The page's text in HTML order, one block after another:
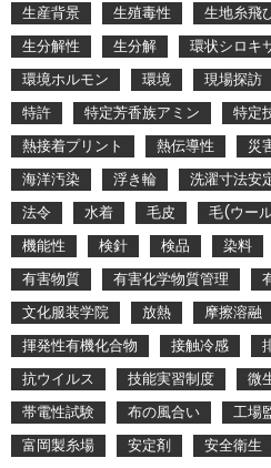
生産背景
生殖毒性 生地糸飛
生分解性
生分解 環状シロキ
環境ホルモン
環境 現場探
特許
特定芳香族アミン 特定
熱接着プリント
熱伝導性 災
海洋汚染
浮き輪 洗濯寸法安
法令
水着 毛皮 毛(ウー
機能性
検針 検品 染料
有害物質
有害化学物質管理
文化服装学院
放熱 摩擦溶融
揮発性有機化合物
接触冷感
抗ウイルス
技能実習制度 微
帯電性試験
布の風合い 工場
富岡製糸場
安定剤 安全衛生